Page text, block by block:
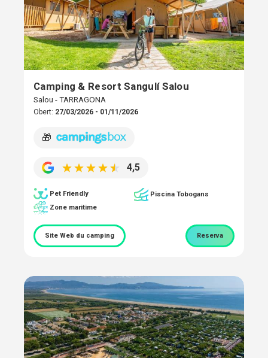
Camping & Resort Sangulí Salou
Salou - TARRAGONA
Obert: 27/03/2026 - 01/11/2026
🎁
4,5
Pet Friendly
Piscina Tobogans
Zone maritime
Site Web du camping Reserva